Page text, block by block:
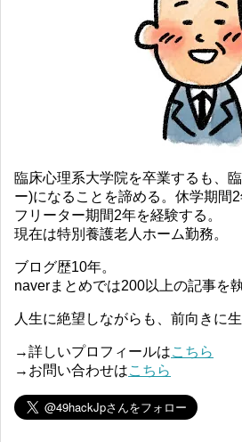
臨床心理系大学院を卒業するも、
ー)になることを諦める。休学期間2
フリーター期間2年を経験する。
現在は特別養護老人ホーム勤務。
ブログ歴10年。
naverまとめでは200以上の記事を執
人生に絶望しながらも、前向きに
→詳しいプロフィールはこちら
→お問い合わせはこちら